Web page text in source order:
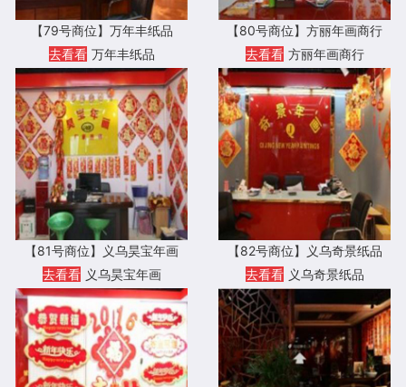
【79号商位】万年丰纸品
去看看 万年丰纸品
【80号商位】方丽年画商行
去看看 方丽年画商行
【81号商位】义乌昊宝年画
去看看 义乌昊宝年画
【82号商位】义乌奇景纸品
去看看 义乌奇景纸品